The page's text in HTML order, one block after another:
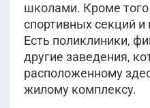
школами. Кроме
спортивных секций
Есть поликлиники,
другие заведения,
расположенному
жилому комплексу.